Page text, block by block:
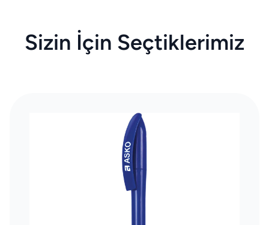
Sizin İçin Seçtiklerimiz